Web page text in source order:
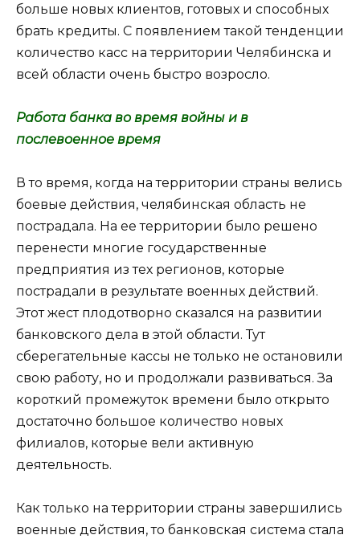
больше новых клиентов, готовых и способных
брать кредиты. С появлением такой тенденции
количество касс на территории Челябинска и
всей области очень быстро возросло.
Работа банка во время войны и в
послевоенное время
В то время, когда на территории страны велись
боевые действия, челябинская область не
пострадала. На ее территории было решено
перенести многие государственные
предприятия из тех регионов, которые
пострадали в результате военных действий.
Этот жест плодотворно сказался на развитии
банковского дела в этой области. Тут
сберегательные кассы не только не остановили
свою работу, но и продолжали развиваться. За
короткий промежуток времени было открыто
достаточно большое количество новых
филиалов, которые вели активную
деятельность.
Как только на территории страны завершились
военные действия, то банковская система стала